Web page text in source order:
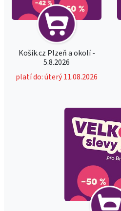
Košík.cz Plzeň a okolí -
5.8.2026
platí do: úterý 11.08.2026